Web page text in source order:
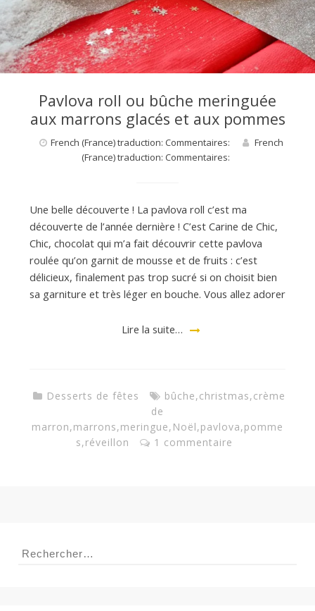
e
Pavlova roll ou bûche meringuée
aux marrons glacés et aux pommes
French (France) traduction: Commentaires:
French
(France) traduction: Commentaires:
Une belle découverte ! La pavlova roll c’est ma
découverte de l’année dernière ! C’est Carine de Chic,
Chic, chocolat qui m’a fait découvrir cette pavlova
roulée qu’on garnit de mousse et de fruits : c’est
délicieux, finalement pas trop sucré si on choisit bien
sa garniture et très léger en bouche. Vous allez adorer
Lire la suite…
Desserts de fêtes bûche,christmas,crème
de
marron,marrons,meringue, Noël,pavlova,pomme
s,réveillon 1 commentaire
Rechercher :